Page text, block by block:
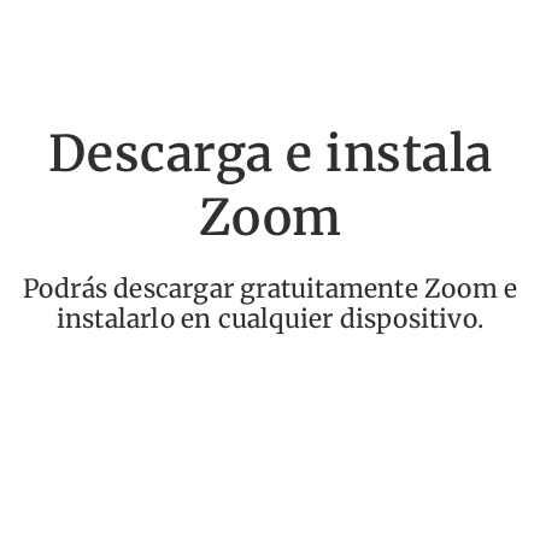
Descarga e instala
Zoom
Podrás descargar gratuitamente Zoom e
instalarlo en cualquier dispositivo.